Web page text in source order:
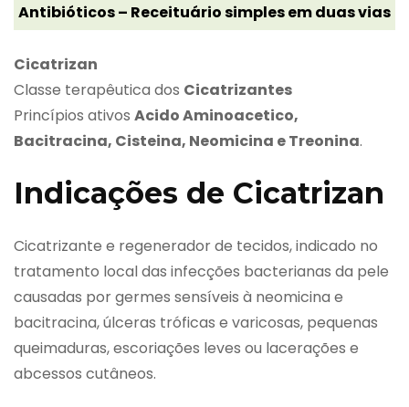
Antibióticos – Receituário simples em duas vias
Cicatrizan
Classe terapêutica dos Cicatrizantes
Princípios ativos Acido Aminoacetico,
Bacitracina, Cisteina, Neomicina e Treonina.
Indicações de Cicatrizan
Cicatrizante e regenerador de tecidos, indicado no
tratamento local das infecções bacterianas da pele
causadas por germes sensíveis à neomicina e
bacitracina, úlceras tróficas e varicosas, pequenas
queimaduras, escoriações leves ou lacerações e
abcessos cutâneos.